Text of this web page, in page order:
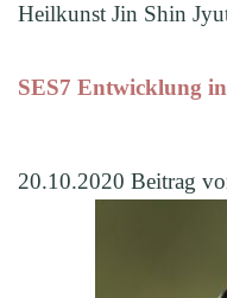
Heilkunst Jin Shin
SES7 Entwicklung
20.10.2020 Beitrag